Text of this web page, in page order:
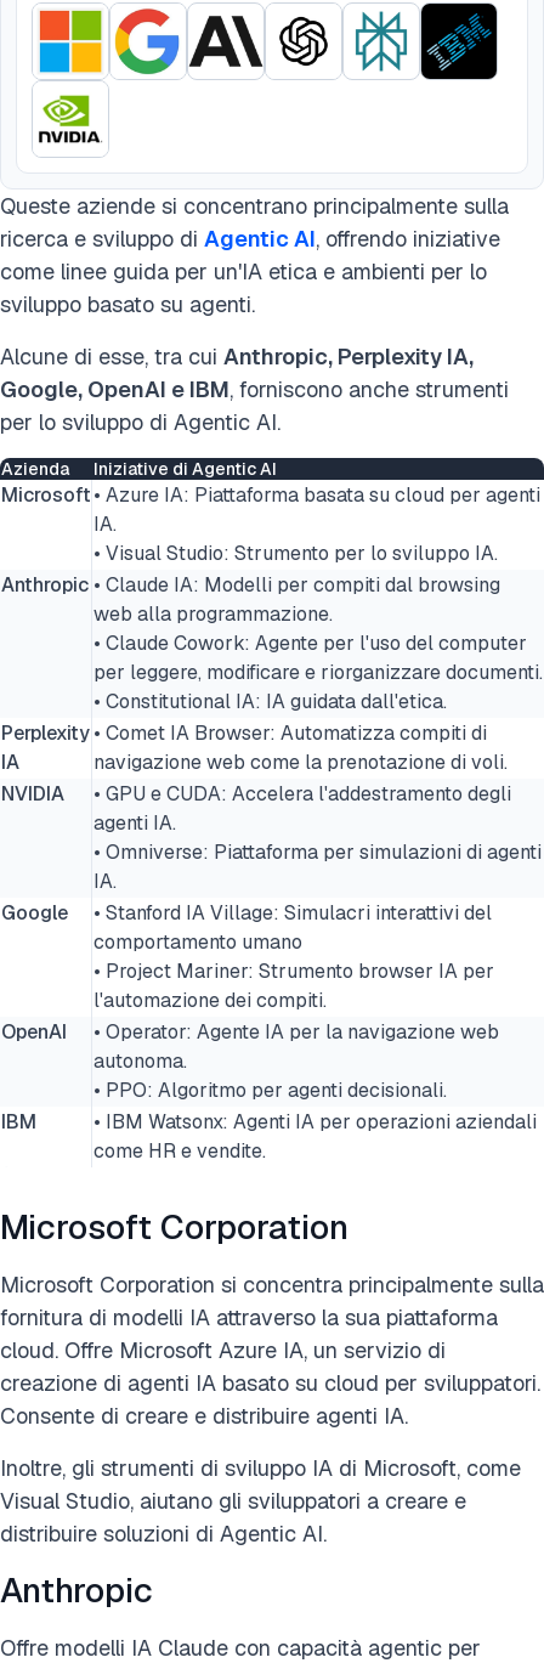
Queste aziende si concentrano principalmente sulla
ricerca e sviluppo di Agentic AI, offrendo iniziative
come linee guida per un'IA etica e ambienti per lo
sviluppo basato su agenti.
Alcune di esse, tra cui Anthropic, Perplexity IA,
Google, OpenAI e IBM, forniscono anche strumenti
per lo sviluppo di Agentic AI.
Azienda Iniziative di Agentic AI
Microsoft• Azure IA: Piattaforma basata su cloud per agenti
IA.
• Visual Studio: Strumento per lo sviluppo IA.
Anthropic • Claude IA: Modelli per compiti dal browsing
web alla programmazione.
• Claude Cowork: Agente per l'uso del computer
per leggere, modificare e riorganizzare documenti.
• Constitutional IA: IA guidata dall'etica.
Perplexity
IA
• Comet IA Browser: Automatizza compiti di
navigazione web come la prenotazione di voli.
NVIDIA
• GPU e CUDA: Accelera l'addestramento degli
agenti IA.
• Omniverse: Piattaforma per simulazioni di agenti
IA.
Google
• Stanford IA Village: Simulacri interattivi del
comportamento umano
• Project Mariner: Strumento browser IA per
l'automazione dei compiti.
OpenAI
• Operator: Agente IA per la navigazione web
autonoma.
• PPO: Algoritmo per agenti decisionali.
IBM
• IBM Watsonx: Agenti IA per operazioni aziendali
come HR e vendite.
Microsoft Corporation
Microsoft Corporation si concentra principalmente sulla
fornitura di modelli IA attraverso la sua piattaforma
cloud. Offre Microsoft Azure IA, un servizio di
creazione di agenti IA basato su cloud per sviluppatori.
Consente di creare e distribuire agenti IA.
Inoltre, gli strumenti di sviluppo IA di Microsoft, come
Visual Studio, aiutano gli sviluppatori a creare e
distribuire soluzioni di Agentic AI.
Anthropic
Offre modelli IA Claude con capacità agentic per